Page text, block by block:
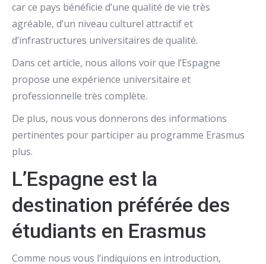
car ce pays bénéficie d’une qualité de vie très
agréable, d’un niveau culturel attractif et
d’infrastructures universitaires de qualité.
Dans cet article, nous allons voir que l’Espagne
propose une expérience universitaire et
professionnelle très complète.
De plus, nous vous donnerons des informations
pertinentes pour participer au programme Erasmus
plus.
L’Espagne est la
destination préférée des
étudiants en Erasmus
Comme nous vous l’indiquions en introduction,